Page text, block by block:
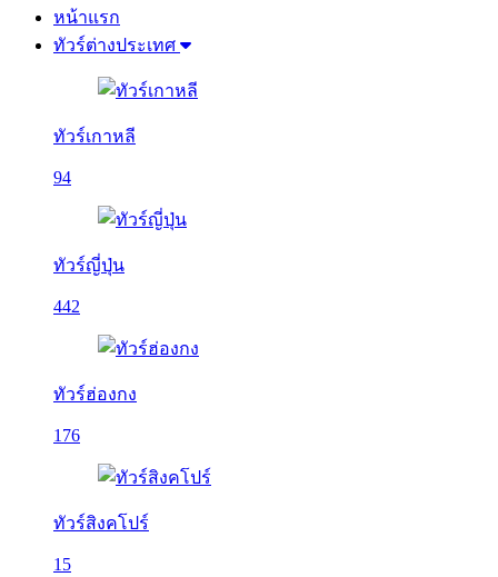
หน้าแรก
ทัวร์ต่างประเทศ
ทัวร์เกาหลี
94
ทัวร์ญี่ปุ่น
442
ทัวร์ฮ่องกง
176
ทัวร์สิงคโปร์
15